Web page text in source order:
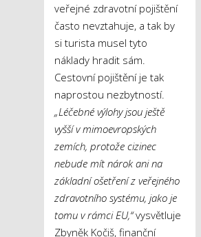
veřejné zdravotní pojištění
často nevztahuje, a tak by
si turista musel tyto
náklady hradit sám.
Cestovní pojištění je tak
naprostou nezbytností.
„Léčebné výlohy jsou ještě
vyšší v mimoevropských
zemích, protože cizinec
nebude mít nárok ani na
základní ošetření z veřejného
zdravotního systému, jako je
tomu v rámci EU,“vysvětluje
Zbyněk Kočiš, finanční